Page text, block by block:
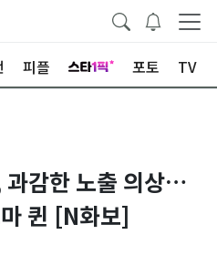
피플 포토 TV
감한 노출 의상…
퀸 [N화보]